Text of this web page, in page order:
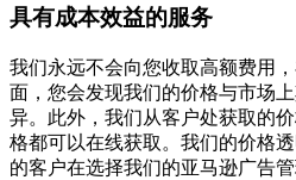
具有成本效益的服务
我们永远不会向您收取高额费用
面，您会发现我们的价格与市场
异。此外，我们从客户处获取的
格都可以在线获取。我们的价格
的客户在选择我们的亚马逊广告